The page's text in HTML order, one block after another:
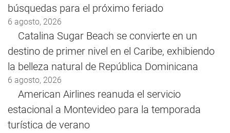
búsquedas para el próximo feriado
6 agosto, 2026
Catalina Sugar Beach se convierte en un
destino de primer nivel en el Caribe, exhibiendo
la belleza natural de República Dominicana
6 agosto, 2026
American Airlines reanuda el servicio
estacional a Montevideo para la temporada
turística de verano